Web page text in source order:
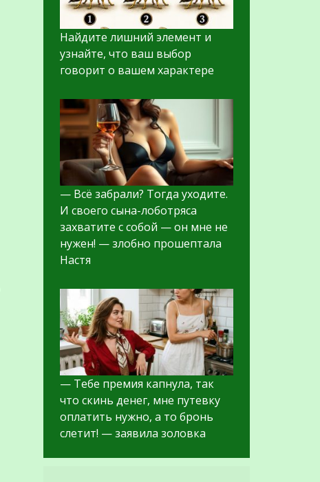
Найдите лишний элемент и
узнайте, что ваш выбор
говорит о вашем характере
— Всё забрали? Тогда уходите.
И своего сына-лоботряса
захватите с собой — он мне не
нужен! — злобно прошептала
Настя
— Тебе премия капнула, так
что скинь денег, мне путевку
оплатить нужно, а то бронь
слетит! — заявила золовка